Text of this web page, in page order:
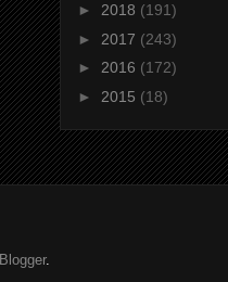
► 2018 (191)
► 2017 (243)
► 2016 (172)
► 2015 (18)
Blogger.